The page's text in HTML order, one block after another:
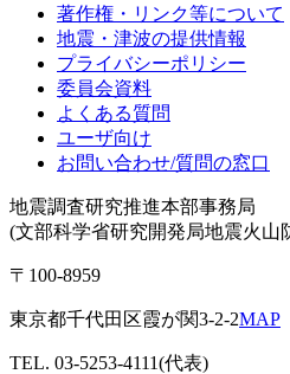
著作権・リンク等について
地震・津波の提供情報
プライバシーポリシー
委員会資料
よくある質問
ユーザ向け
お問い合わせ/質問の窓口
地震調査研究推進本部事務局
(文部科学省研究開発局地震火山
〒100-8959
東京都千代田区霞が関3-2-2MAP
TEL. 03-5253-4111(代表)